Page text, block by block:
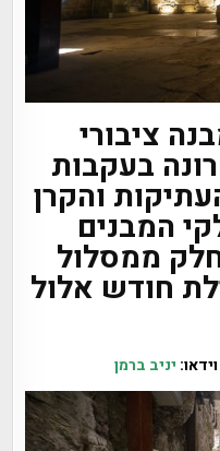
ציבורי
בעקבות
והקרן
המבנים
ממסלול
חודש אלול
יניב ברמן